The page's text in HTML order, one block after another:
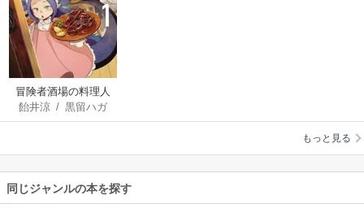
冒険者酒場の料理人
飴井涼 /黒留ハガ
ネ/転
もっと見る
同じジャンルの本を探す